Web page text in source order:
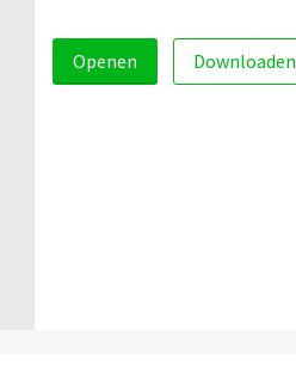
Openen Downloaden